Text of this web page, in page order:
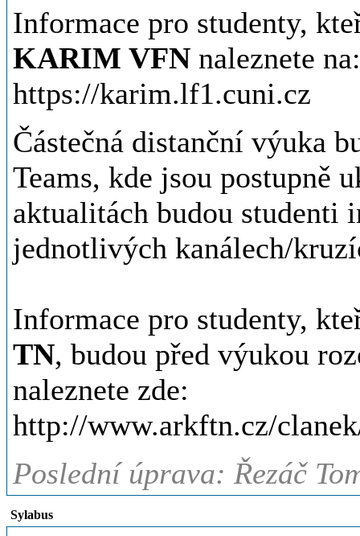
Informace pro studenty,
KARIM VFN naleznete na:
https://karim.lf1.cuni.cz
Částečná distanční výuka
Teams, kde jsou postupně
aktualitách budou studenti
jednotlivých kanálech/
Informace pro studenty,
TN, budou před výukou
naleznete zde:
http://www.arkftn.cz/
Poslední úprava: Řezáč
Sylabus